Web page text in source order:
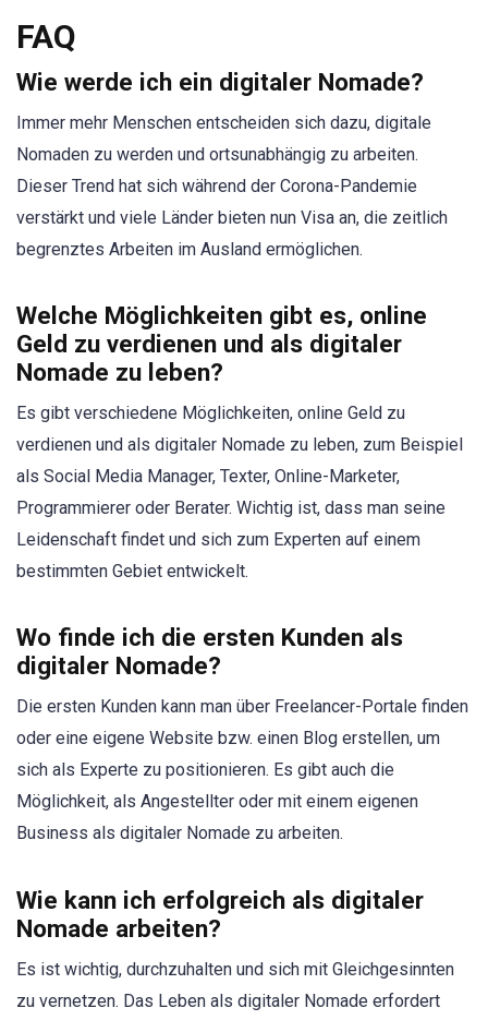
FAQ
Wie werde ich ein digitaler Nomade?
Immer mehr Menschen entscheiden sich dazu, digitale
Nomaden zu werden und ortsunabhängig zu arbeiten.
Dieser Trend hat sich während der Corona-Pandemie
verstärkt und viele Länder bieten nun Visa an, die zeitlich
begrenztes Arbeiten im Ausland ermöglichen.
Welche Möglichkeiten gibt es, online
Geld zu verdienen und als digitaler
Nomade zu leben?
Es gibt verschiedene Möglichkeiten, online Geld zu
verdienen und als digitaler Nomade zu leben, zum Beispiel
als Social Media Manager, Texter, Online-Marketer,
Programmierer oder Berater. Wichtig ist, dass man seine
Leidenschaft findet und sich zum Experten auf einem
bestimmten Gebiet entwickelt.
Wo finde ich die ersten Kunden als
digitaler Nomade?
Die ersten Kunden kann man über Freelancer-Portale finden
oder eine eigene Website bzw. einen Blog erstellen, um
sich als Experte zu positionieren. Es gibt auch die
Möglichkeit, als Angestellter oder mit einem eigenen
Business als digitaler Nomade zu arbeiten.
Wie kann ich erfolgreich als digitaler
Nomade arbeiten?
Es ist wichtig, durchzuhalten und sich mit Gleichgesinnten
zu vernetzen. Das Leben als digitaler Nomade erfordert